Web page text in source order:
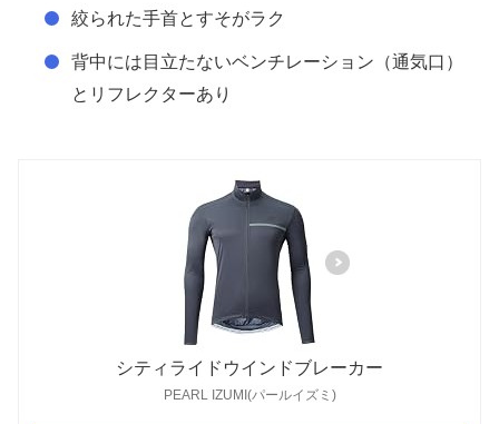
絞られた手首とすそがラク
背中には目立たないベンチレーション（通気口）
とリフレクターあり
シティライドウインドブレーカー
PEARL IZUMI(パールイズミ)